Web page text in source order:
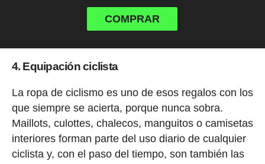
COMPRAR
4. Equipación ciclista
La ropa de ciclismo es uno de esos regalos con los
que siempre se acierta, porque nunca sobra.
Maillots, culottes, chalecos, manguitos o camisetas
interiores forman parte del uso diario de cualquier
ciclista y, con el paso del tiempo, son también las